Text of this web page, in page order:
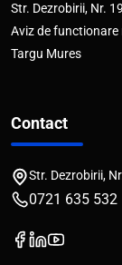
Str. Dezrobirii, Nr.
Aviz de functionare
Targu Mures
Contact
Str. Dezrobirii,
0721 635 532